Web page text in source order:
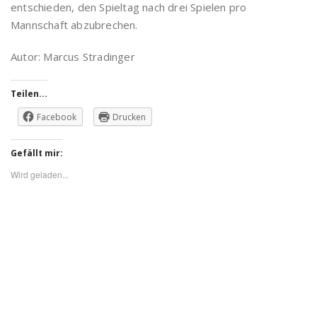
entschieden, den Spieltag nach drei Spielen pro
Mannschaft abzubrechen.
Autor: Marcus Stradinger
Teilen...
Facebook
Drucken
Gefällt mir:
Wird geladen...